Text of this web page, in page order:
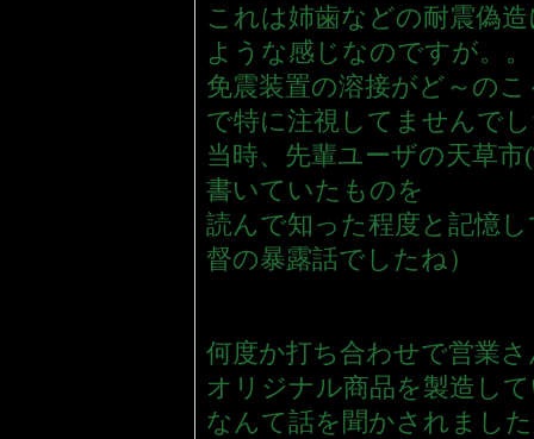
これは姉歯などの耐震偽
ような感じなのですが。。
免震装置の溶接がど～の
で特に注視してませんで
当時、先輩ユーザの天草
書いていたものを
読んで知った程度と記憶
督の暴露話でしたね）
何度か打ち合わせで営業
オリジナル商品を製造し
なんて話を聞かされまし